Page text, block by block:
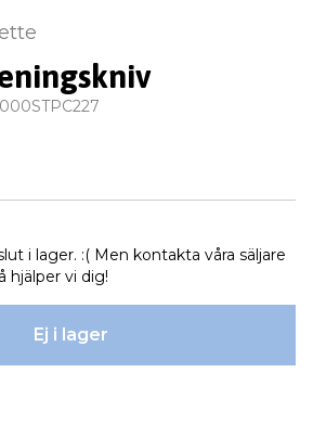
i lager. :( Men kontakta våra säljare
hjälper vi dig!
Ej i lager